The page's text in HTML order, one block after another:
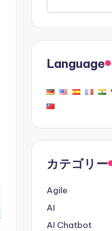
Language
カテゴリー
Agile
AI
AI Chatbot